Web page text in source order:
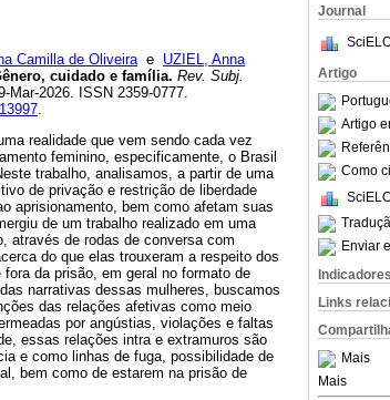
Journal
Artigo
Artigo
Como
Enviar
Indicadores
Links
Mais
Mais
Camilla de Oliveirae UZIEL, Anna
cuidado e família. Rev. Subj.
Mar-2026. ISSN 2359-0777.
.
realidade que vem sendo cada vez
feminino, especificamente, o Brasil
trabalho, analisamos, a partir de uma
de privação e restrição de liberdade
aprisionamento, bem como afetam suas
de um trabalho realizado em uma
através de rodas de conversa com
do que elas trouxeram a respeito dos
da prisão, em geral no formato de
narrativas dessas mulheres, buscamos
das relações afetivas como meio
por angústias, violações e faltas
essas relações intra e extramuros são
e como linhas de fuga, possibilidade de
bem como de estarem na prisão de